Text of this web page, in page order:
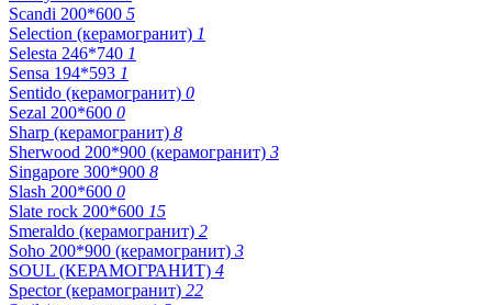
Scandi 200*600 5
Selection (керамогранит) 1
Selesta 246*740 1
Sensa 194*593 1
Sentido (керамогранит) 0
Sezal 200*600 0
Sharp (керамогранит) 8
Sherwood 200*900 (керамогранит) 3
Singapore 300*900 8
Slash 200*600 0
Slate rock 200*600 15
Smeraldo (керамогранит) 2
Soho 200*900 (керамогранит) 3
SOUL (КЕРАМОГРАНИТ) 4
Spector (керамогранит) 22